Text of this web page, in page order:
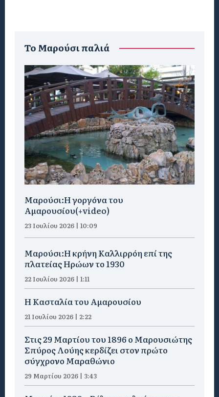
To Μαρούσι παλιά
Μαρούσι:H γοργόνα του
Αμαρουσίου(+video)
23 Ιουλίου 2026 | 10:09
Μαρούσι:Η κρήνη Καλλιρρόη επί της
πλατείας Ηρώων το 1930
22 Ιουλίου 2026 | 1:11
Η Κασταλία του Αμαρουσίου
21 Ιουλίου 2026 | 2:22
Στις 29 Μαρτίου του 1896 ο Μαρουσιώτης
Σπύρος Λούης κερδίζει στον πρώτο
σύγχρονο Μαραθώνιο
29 Μαρτίου 2026 | 3:43